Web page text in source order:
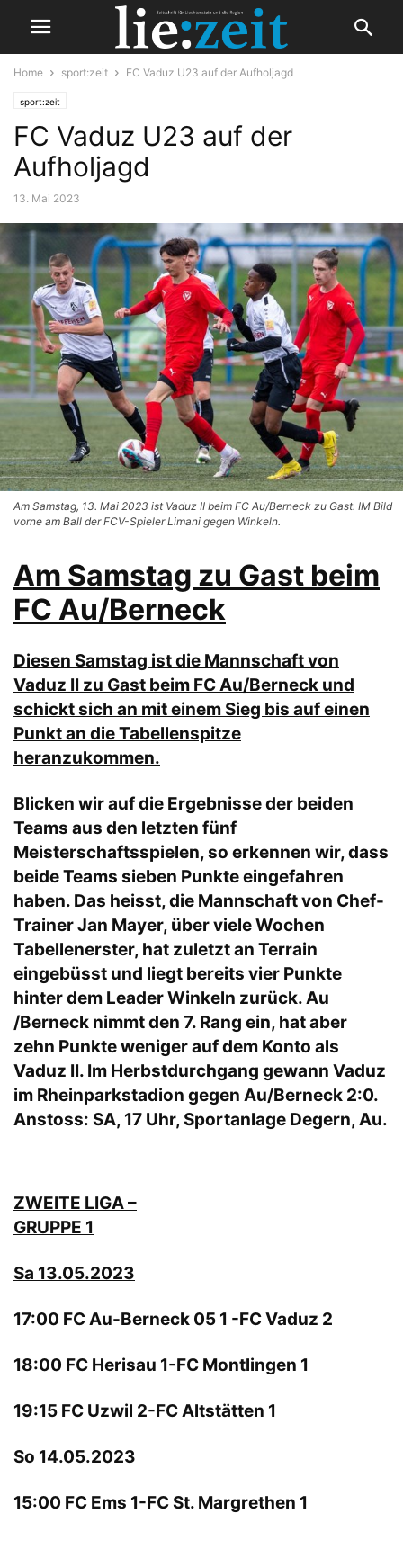
Home sport:zeit FC Vaduz U23 auf der Aufholjagd
sport:zeit
FC Vaduz U23 auf der
Aufholjagd
13. Mai 2023
Am Samstag, 13. Mai 2023 ist Vaduz II beim FC Au/Berneck zu Gast. IM Bild
vorne am Ball der FCV-Spieler Limani gegen Winkeln.
Am Samstag zu Gast beim
FC Au/Berneck
Diesen Samstag ist die Mannschaft von
Vaduz II zu Gast beim FC Au/Berneck und
schickt sich an mit einem Sieg bis auf einen
Punkt an die Tabellenspitze
heranzukommen.
Blicken wir auf die Ergebnisse der beiden
Teams aus den letzten fünf
Meisterschaftsspielen, so erkennen wir, dass
beide Teams sieben Punkte eingefahren
haben. Das heisst, die Mannschaft von Chef-
Trainer Jan Mayer, über viele Wochen
Tabellenerster, hat zuletzt an Terrain
eingebüsst und liegt bereits vier Punkte
hinter dem Leader Winkeln zurück. Au
/Berneck nimmt den 7. Rang ein, hat aber
zehn Punkte weniger auf dem Konto als
Vaduz II. Im Herbstdurchgang gewann Vaduz
im Rheinparkstadion gegen Au/Berneck 2:0.
Anstoss: SA, 17 Uhr, Sportanlage Degern, Au.
ZWEITE LIGA –
GRUPPE 1
Sa 13.05.2023
17:00 FC Au-Berneck 05 1 -FC Vaduz 2
18:00 FC Herisau 1-FC Montlingen 1
19:15 FC Uzwil 2-FC Altstätten 1
So 14.05.2023
15:00 FC Ems 1-FC St. Margrethen 1